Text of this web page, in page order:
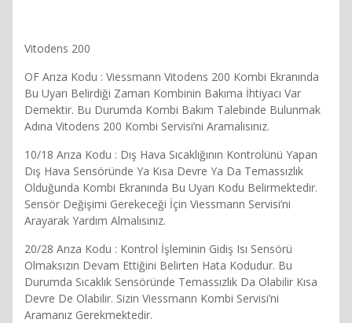
Vitodens 200
OF Arıza Kodu : Viessmann Vitodens 200 Kombi Ekranında
Bu Uyarı Belirdiği Zaman Kombinin Bakıma İhtiyacı Var
Demektir. Bu Durumda Kombi Bakım Talebinde Bulunmak
Adına Vitodens 200 Kombi Servisi’ni Aramalısınız.
10/18 Arıza Kodu : Dış Hava Sıcaklığının Kontrolünü Yapan
Dış Hava Sensöründe Ya Kısa Devre Ya Da Temassızlık
Olduğunda Kombi Ekranında Bu Uyarı Kodu Belirmektedir.
Sensör Değişimi Gerekeceği İçin Viessmann Servisi’ni
Arayarak Yardım Almalısınız.
20/28 Arıza Kodu : Kontrol İşleminin Gidiş Isı Sensörü
Olmaksızın Devam Ettiğini Belirten Hata Kodudur. Bu
Durumda Sıcaklık Sensöründe Temassızlık Da Olabilir Kısa
Devre De Olabilir. Sizin Viessmann Kombi Servisi’ni
Aramanız Gerekmektedir.